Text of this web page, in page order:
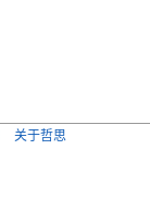
关于哲思